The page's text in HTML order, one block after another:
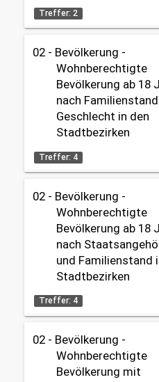
Stadtbezirke
2006 - 2025
share
Themen:
02 - Bevölkerung
02 - Bevölkerung
Außenwanderung
Gebietseinteilung:
Stadtbezirke
Zeitbezug:
Treffer: 2
Tabelle
Datenherkunft: Bürgeramt
02 - Bevölkerung
02 - Bevölkerung
Gebietseinteilung:
Stadtbezirke
Zeitbezug:
2006 - 2025
02 - Bevölkerung -
Wohnberechtigte
Bevölkerung ab 18
nach
Geschlecht in den
Stadtbezirken
Treffer: 4
Tabelle Karte
OpenData
Datenherkunft: Bürgeramt
Themen:
02 - Bevölkerung
Gebietseinteilung:
Stadtbezirke
02 - Bevölkerung -
Wohnberechtigte
Bevölkerung ab 18
nach
und Familienstand
Stadtbezirken
Treffer: 4
Tabelle Karte
OpenData
02 - Bevölkerung -
Wohnberechtigte
Bevölkerung mit